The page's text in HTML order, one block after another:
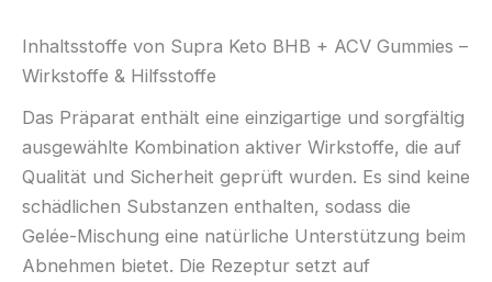
Inhaltsstoffe von Supra Keto BHB + ACV Gummies –
Wirkstoffe & Hilfsstoffe
Das Präparat enthält eine einzigartige und sorgfältig
ausgewählte Kombination aktiver Wirkstoffe, die auf
Qualität und Sicherheit geprüft wurden. Es sind keine
schädlichen Substanzen enthalten, sodass die
Gelée-Mischung eine natürliche Unterstützung beim
Abnehmen bietet. Die Rezeptur setzt auf